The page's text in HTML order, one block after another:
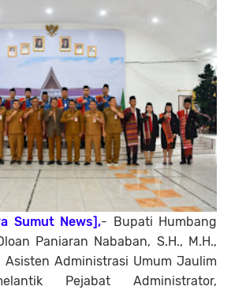
Sumut News],- Bupati Humbang
Paniaran Nababan, S.H., M.H.,
Administrasi Umum Jaulim
Pejabat Administrator,